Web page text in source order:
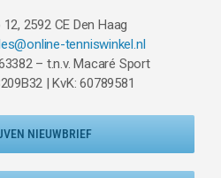
2592 CE Den Haag
tenniswinkel.nl
– t.n.v. Macaré Sport
| KvK: 60789581
NIEUWBRIEF